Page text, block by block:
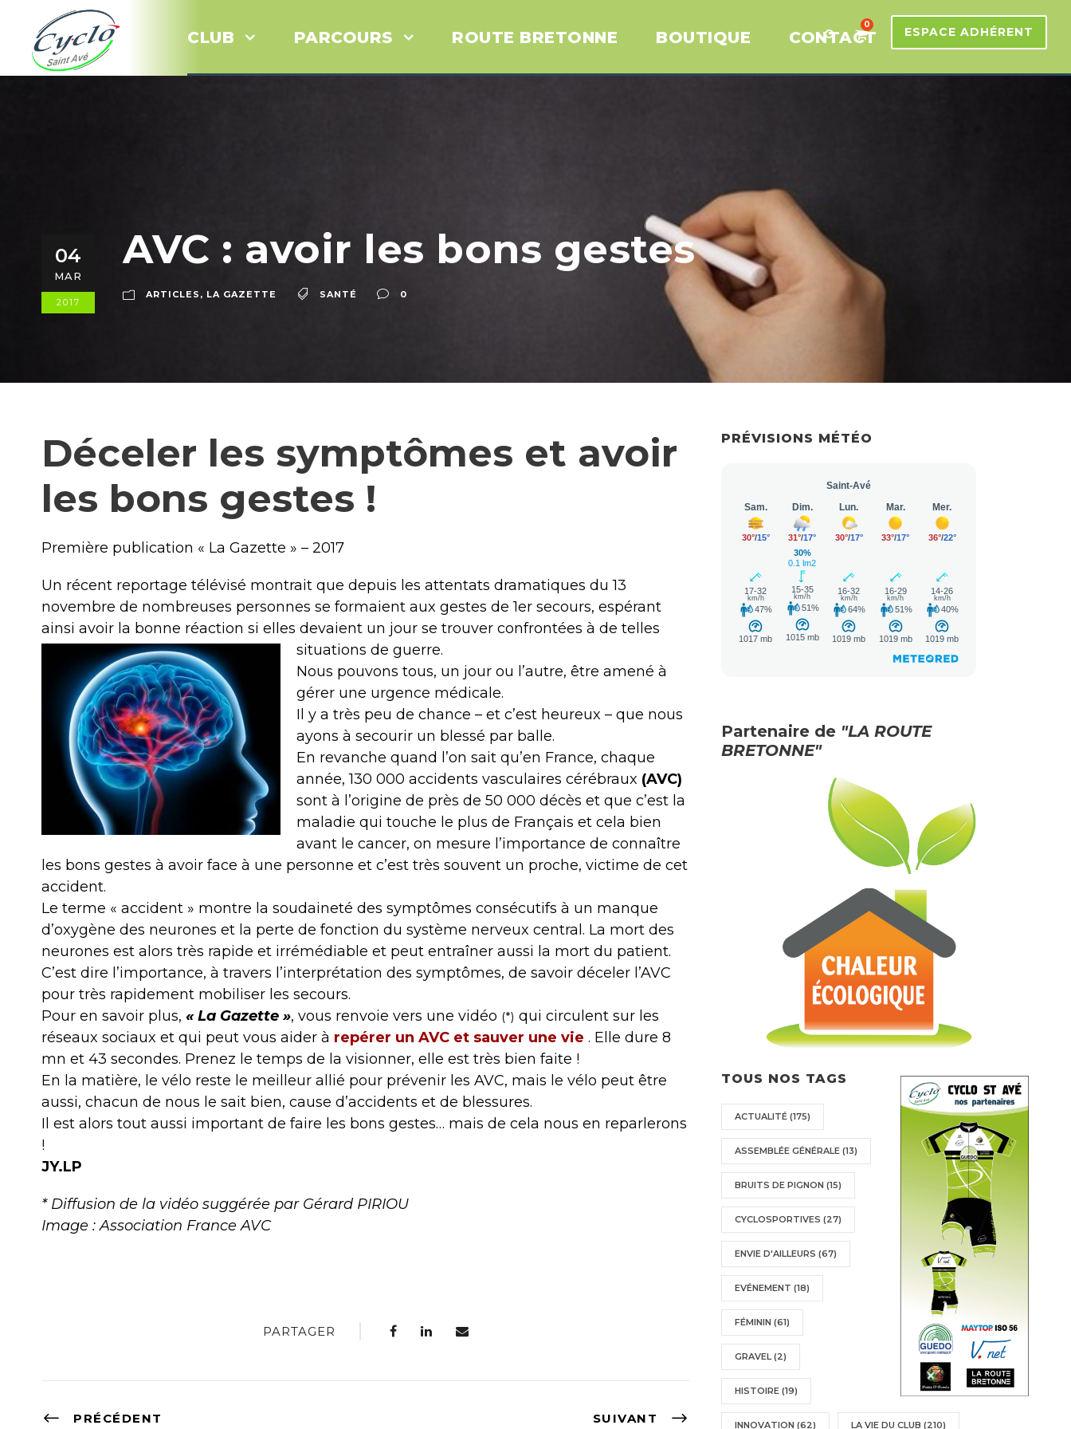
CLUB PARCOURS ROUTE BRETONNE BOUTIQUE CONTACT
0
ESPACE ADHÉRENT
04
MAR
2017
AVC : avoir les bons gestes
ARTICLES , LA GAZETTE SANTÉ 0
Déceler les symptômes et avoir
les bons gestes !
Première publication « La Gazette » – 2017
Un récent reportage télévisé montrait que depuis les attentats dramatiques du 13
novembre de nombreuses personnes se formaient aux gestes de 1er secours, espérant
ainsi avoir la bonne réaction si elles devaient un jour se trouver confrontées à de telles
situations de guerre.
Nous pouvons tous, un jour ou l’autre, être amené à
gérer une urgence médicale.
Il y a très peu de chance – et c’est heureux – que nous
ayons à secourir un blessé par balle.
En revanche quand l’on sait qu’en France, chaque
année, 130 000 accidents vasculaires cérébraux (AVC)
sont à l’origine de près de 50 000 décès et que c’est la
maladie qui touche le plus de Français et cela bien
avant le cancer, on mesure l’importance de connaître
les bons gestes à avoir face à une personne et c’est très souvent un proche, victime de cet
accident.
Le terme « accident » montre la soudaineté des symptômes consécutifs à un manque
d’oxygène des neurones et la perte de fonction du système nerveux central. La mort des
neurones est alors très rapide et irrémédiable et peut entraîner aussi la mort du patient.
C’est dire l’importance, à travers l’interprétation des symptômes, de savoir déceler l’AVC
pour très rapidement mobiliser les secours.
Pour en savoir plus, « La Gazette », vous renvoie vers une vidéo (*) qui circulent sur les
réseaux sociaux et qui peut vous aider à repérer un AVC et sauver une vie . Elle dure 8
mn et 43 secondes. Prenez le temps de la visionner, elle est très bien faite !
En la matière, le vélo reste le meilleur allié pour prévenir les AVC, mais le vélo peut être
aussi, chacun de nous le sait bien, cause d’accidents et de blessures.
Il est alors tout aussi important de faire les bons gestes… mais de cela nous en reparlerons
!
JY.LP
* Diffusion de la vidéo suggérée par Gérard PIRIOU
Image : Association France AVC
PARTAGER
PRÉCÉDENT SUIVANT
PRÉVISIONS MÉTÉO
Partenaire de "LA ROUTE
BRETONNE"
TOUS NOS TAGS
ACTUALITÉ (175)
ASSEMBLÉE GÉNÉRALE (13)
BRUITS DE PIGNON (15)
CYCLOSPORTIVES (27)
ENVIE D'AILLEURS (67)
EVÉNEMENT (18)
FÉMININ (61)
GRAVEL (2)
HISTOIRE (19)
INNOVATION (62) LA VIE DU CLUB (210)